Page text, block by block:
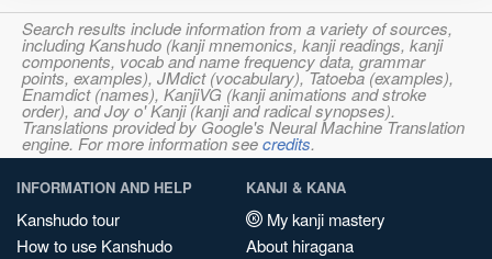
Search results include information from a variety of sources,
including Kanshudo (kanji mnemonics, kanji readings, kanji
components, vocab and name frequency data, grammar
points, examples), JMdict (vocabulary), Tatoeba (examples),
Enamdict (names), KanjiVG (kanji animations and stroke
order), and Joy o' Kanji (kanji and radical synopses).
Translations provided by Google's Neural Machine Translation
engine. For more information seecredits.
INFORMATION AND HELP
Kanshudo tour
How to use Kanshudo
KANJI & KANA
My kanji mastery
About hiragana